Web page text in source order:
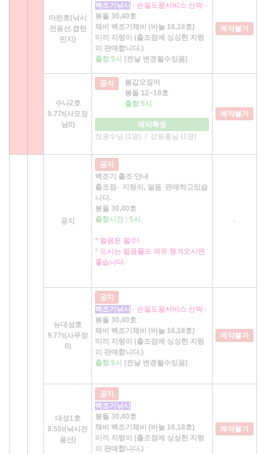
마린호(낚시
전용선.캡틴
민지)
백조기낚시 - 손질도움서비스 선박 -
봉돌 30,40호
채비 백조기채비 (바늘 16,18호)
미끼 지렁이 (출조점에 싱싱한 지렁
이 판매합니다.)
출항 5시 (전날 변경될수있음)
예약불가
수나2호
9.77t(사모장
님0)
공지
봄갑오징어
봉돌 12~18호
출항 5시
예약확정
정광수님 (1명) / 강원홍님 (1명)
예약불가
공지
공지
백조기 출조 안내
출조점- 지렁이, 얼음 판매하고있습
니다.
봉돌 30,40호
출항시간 : 5시
* 얼음은 필수!
* 드시는 얼음물도 여유 챙겨오시면
좋습니다.
-
뉴대성호
9.77t(사무장
0)
공지
백조기낚시 - 손질도움서비스 선박 -
봉돌 30,40호
채비 백조기채비 (바늘 16,18호)
미끼 지렁이 (출조점에 싱싱한 지렁
이 판매합니다.)
출항 5시 (전날 변경될수있음)
예약불가
대성1호
8.55t(낚시전
용선)
공지
백조기낚시
봉돌 30,40호
채비 백조기채비 (바늘 16,18호)
미끼 지렁이 (출조점에 싱싱한 지렁
이 판매합니다.)
예약불가